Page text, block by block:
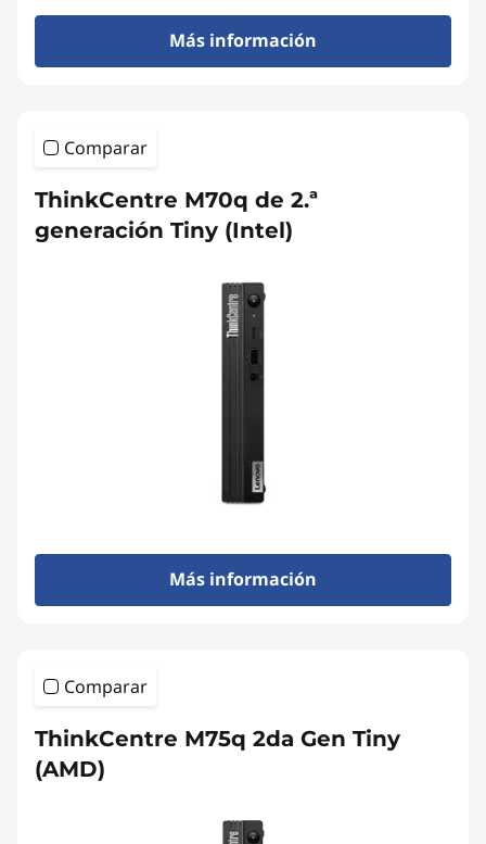
Más información
Comparar
ThinkCentre M70q de 2.ª
generación Tiny (Intel)
Más información
Comparar
ThinkCentre M75q 2da Gen Tiny
(AMD)